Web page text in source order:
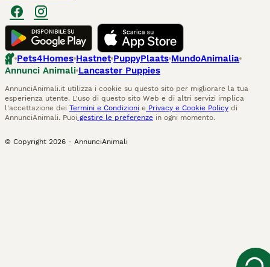
Pets4Homes Hastnet PuppyPlaats MundoAnimalia
Annunci Animali Lancaster Puppies
AnnunciAnimali.it utilizza i cookie su questo sito per migliorare la tua
esperienza utente. L'uso di questo sito Web e di altri servizi implica
l'accettazione dei Termini e Condizioni e Privacy e Cookie Policy di
AnnunciAnimali. Puoi gestire le preferenze in ogni momento.
© Copyright 2026 - AnnunciAnimali